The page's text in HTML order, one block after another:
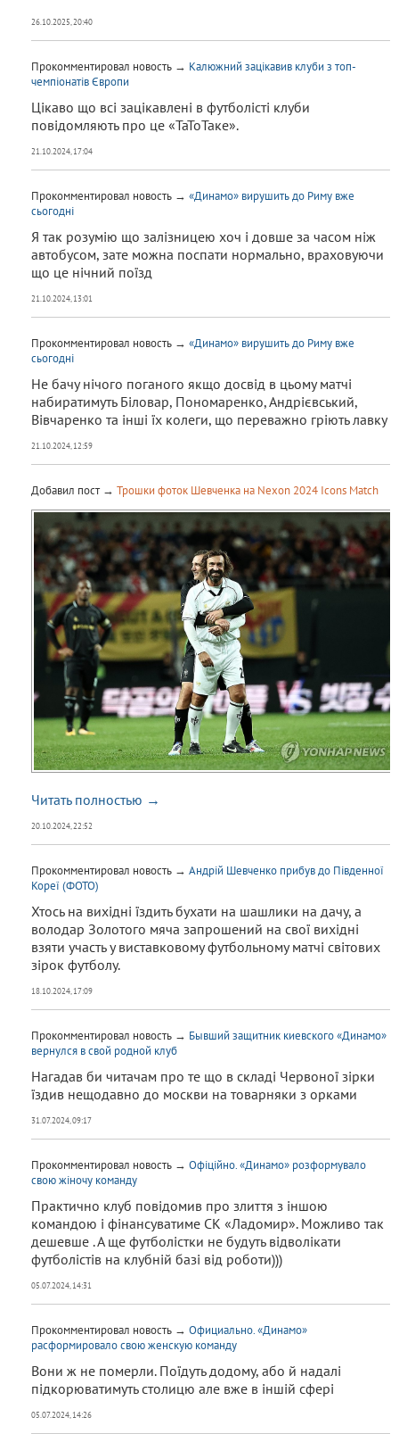
26.10.2025, 20:40
Прокомментировал новость → Калюжний зацікавив клуби з топ-
чемпіонатів Європи
Цікаво що всі зацікавлені в футболісті клуби
повідомляють про це «ТаТоТаке».
21.10.2024, 17:04
Прокомментировал новость → «Динамо» вирушить до Риму вже
сьогодні
Я так розумію що залізницею хоч і довше за часом ніж
автобусом, зате можна поспати нормально, враховуючи
що це нічний поїзд
21.10.2024, 13:01
Прокомментировал новость → «Динамо» вирушить до Риму вже
сьогодні
Не бачу нічого поганого якщо досвід в цьому матчі
набиратимуть Біловар, Пономаренко, Андрієвський,
Вівчаренко та інші їх колеги, що переважно гріють лавку
21.10.2024, 12:59
Добавил пост → Трошки фоток Шевченка на Nexon 2024 Icons Match
Читать полностью →
20.10.2024, 22:52
Прокомментировал новость → Андрій Шевченко прибув до Південної
Кореї (ФОТО)
Хтось на вихідні їздить бухати на шашлики на дачу, а
володар Золотого мяча запрошений на свої вихідні
взяти участь у виставковому футбольному матчі світових
зірок футболу.
18.10.2024, 17:09
Прокомментировал новость → Бывший защитник киевского «Динамо»
вернулся в свой родной клуб
Нагадав би читачам про те що в складі Червоної зірки
їздив нещодавно до москви на товарняки з орками
31.07.2024, 09:17
Прокомментировал новость → Офіційно. «Динамо» розформувало
свою жіночу команду
Практично клуб повідомив про злиття з іншою
командою і фінансуватиме СК «Ладомир». Можливо так
дешевше . А ще футболістки не будуть відволікати
футболістів на клубній базі від роботи)))
05.07.2024, 14:31
Прокомментировал новость → Официально. «Динамо»
расформировало свою женскую команду
Вони ж не померли. Поїдуть додому, або й надалі
підкорюватимуть столицю але вже в іншій сфері
05.07.2024, 14:26